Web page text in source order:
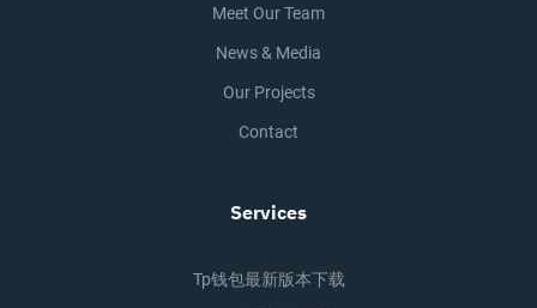
Meet Our Team
News & Media
Our Projects
Contact
Services
Tp钱包最新版本下载